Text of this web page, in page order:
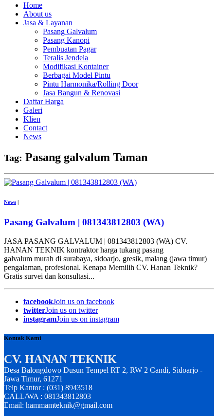
Home
About us
Jasa & Layanan
Pasang Galvalum
Pasang Kanopi
Pembuatan Pagar
Teralis Jendela
Modifikasi Kontainer
Berbagai Model Pintu
Pintu Harmonika/Rolling Door
Jasa Bangun & Renovasi
Daftar Harga
Galeri
Klien
Contact
News
Tag: Pasang galvalum Taman
News
Pasang Galvalum | 081343812803 (WA)
JASA PASANG GALVALUM | 081343812803 (WA) CV.
HANAN TEKNIK kontraktor harga tukang pasang
galvalum murah di surabaya, sidoarjo, gresik, malang (jawa timur)
pengalaman, profesional. Kenapa Memilih CV. Hanan Teknik?
Gratis survei dan konsultasi...
facebookJoin us on facebook
twitterJoin us on twitter
instagramJoin us on instagram
Kontak Kami
CV. HANAN TEKNIK
Desa Balongdowo Dusun Tempel RT 2, RW 2 Candi, Sidoarjo -
Jawa Timur, 61271
Telp Kantor : (031) 8943518
CALL/WA : 081343812803
Email: hammamteknik@gmail.com